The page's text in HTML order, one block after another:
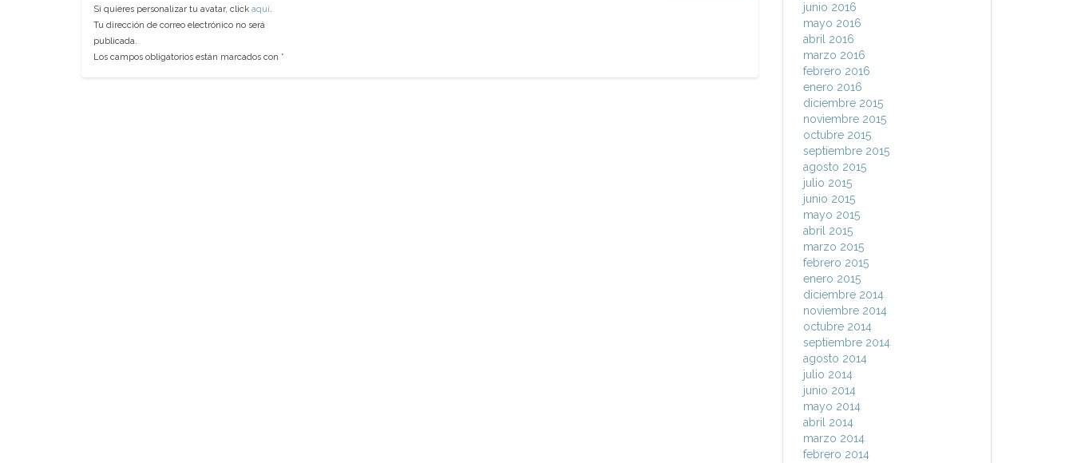
Si quieres personalizar tu avatar, click aquí.
Tu dirección de correo electrónico no será
publicada.
Los campos obligatorios están marcados con *
junio 2016
mayo 2016
abril 2016
marzo 2016
febrero 2016
enero 2016
diciembre 2015
noviembre 2015
octubre 2015
septiembre 2015
agosto 2015
julio 2015
junio 2015
mayo 2015
abril 2015
marzo 2015
febrero 2015
enero 2015
diciembre 2014
noviembre 2014
octubre 2014
septiembre 2014
agosto 2014
julio 2014
junio 2014
mayo 2014
abril 2014
marzo 2014
febrero 2014